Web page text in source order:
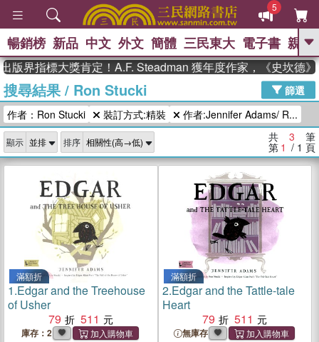
5
GO
熱搜： 高希均教授回憶錄
、 The Odyssey 、 父親節 、 如果歷
史是一群喵 、 暑期推薦 、 國際布克
獎 臺灣漫遊錄 、 方念華 、 台灣的李
登輝時代
數學女孩：黎曼猜想 、
偉大的迷走神經
暢銷榜 新品 中文 外文 簡體 三民東大 電子書 親子
版界指標大獎肯定！A.F. Steadman 獲年度作家，《史坎德》
搜尋結果/ Ron Stucki
篩選
作者：Ron Stucki
裝訂方式:精裝 作者:Jennifer Adams/ R...
顯示 排序 共 3 筆
第 1 / 1 頁
滿額折
1.Edgar and the Treehouse
of Usher
79
511
庫存：2
滿額折
2.Edgar and the Tattle-tale
Heart
79
511
無庫存